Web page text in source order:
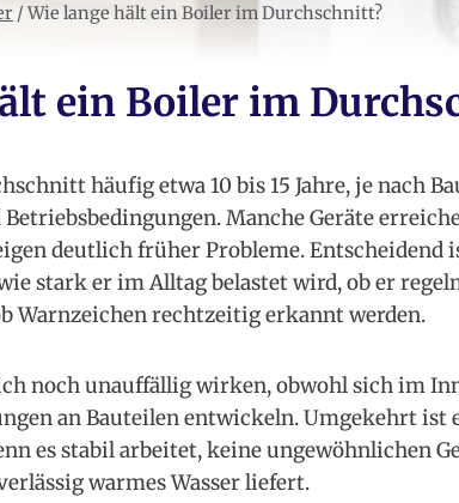
/ Wie lange hält ein Boiler im Durchschnitt?
ein Boiler im
häufig etwa 10 bis 15 Jahre, je nach
Manche Geräte
deutlich früher Probleme. Entscheidend
stark er im Alltag belastet wird, ob er
Warnzeichen rechtzeitig erkannt werden.
noch unauffällig wirken, obwohl sich im
an Bauteilen entwickeln. Umgekehrt ist
es stabil arbeitet, keine ungewöhnlichen
warmes Wasser liefert.